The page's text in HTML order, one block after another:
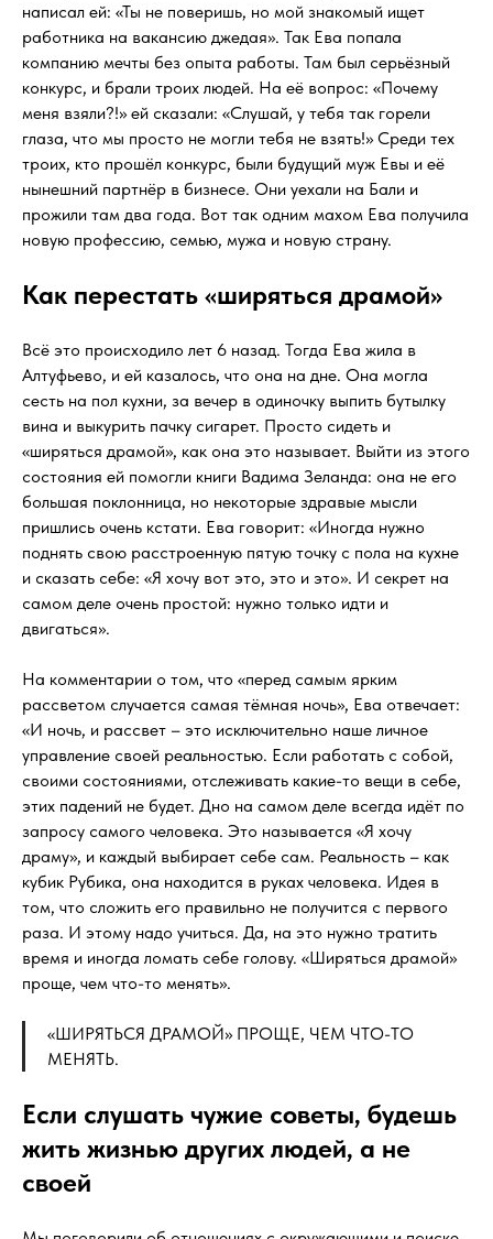
написал ей: «Ты не поверишь, но мой знакомый ищет
работника на вакансию джедая». Так Ева попала
компанию мечты без опыта работы. Там был серьёзный
конкурс, и брали троих людей. На её вопрос: «Почему
меня взяли?!» ей сказали: «Слушай, у тебя так горели
глаза, что мы просто не могли тебя не взять!» Среди тех
троих, кто прошёл конкурс, были будущий муж Евы и её
нынешний партнёр в бизнесе. Они уехали на Бали и
прожили там два года. Вот так одним махом Ева получила
новую профессию, семью, мужа и новую страну.
Как перестать «ширяться драмой»
Всё это происходило лет 6 назад. Тогда Ева жила в
Алтуфьево, и ей казалось, что она на дне. Она могла
сесть на пол кухни, за вечер в одиночку выпить бутылку
вина и выкурить пачку сигарет. Просто сидеть и
«ширяться драмой», как она это называет. Выйти из этого
состояния ей помогли книги Вадима Зеланда: она не его
большая поклонница, но некоторые здравые мысли
пришлись очень кстати. Ева говорит: «Иногда нужно
поднять свою расстроенную пятую точку с пола на кухне
и сказать себе: «Я хочу вот это, это и это». И секрет на
самом деле очень простой: нужно только идти и
двигаться».
На комментарии о том, что «перед самым ярким
рассветом случается самая тёмная ночь», Ева отвечает:
«И ночь, и рассвет – это исключительно наше личное
управление своей реальностью. Если работать с собой,
своими состояниями, отслеживать какие-то вещи в себе,
этих падений не будет. Дно на самом деле всегда идёт по
запросу самого человека. Это называется «Я хочу
драму», и каждый выбирает себе сам. Реальность – как
кубик Рубика, она находится в руках человека. Идея в
том, что сложить его правильно не получится с первого
раза. И этому надо учиться. Да, на это нужно тратить
время и иногда ломать себе голову. «Ширяться драмой»
проще, чем что-то менять».
«ШИРЯТЬСЯ ДРАМОЙ» ПРОЩЕ, ЧЕМ ЧТО-ТО
МЕНЯТЬ.
Если слушать чужие советы, будешь
жить жизнью других людей, а не
своей